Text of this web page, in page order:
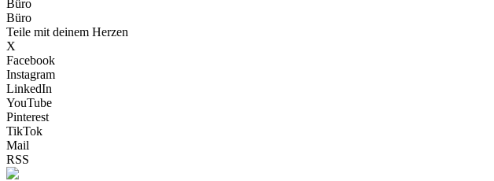
Büro
Büro
Teile mit deinem Herzen
X
Facebook
Instagram
LinkedIn
YouTube
Pinterest
TikTok
Mail
RSS